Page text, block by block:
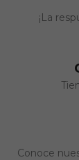
¡La
Conoce